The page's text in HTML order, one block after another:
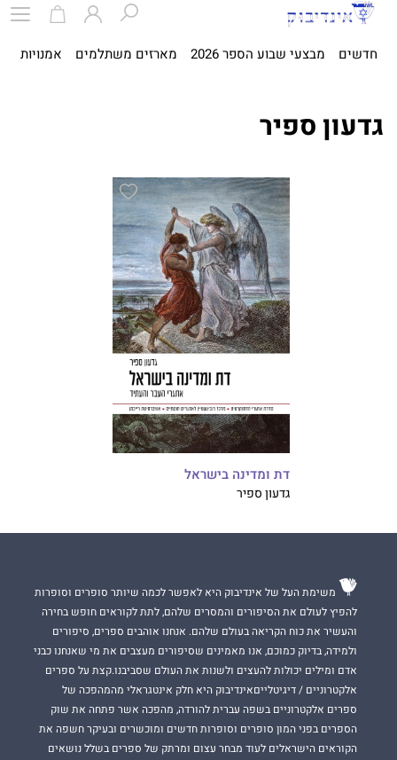
חדשים מבצעי שבוע הספר 2026 מארזים משתלמים אמנויות
גדעון ספיר
דת ומדינה בישראל
גדעון ספיר
משימת העל של אינדיבוק היא לאפשר לכמה שיותר סופרים וסופרות
להפיץ לעולם את הסיפורים והמסרים שלהם, לתת לקוראים חופש בחירה
והעשיר את כוח הקריאה בעולם שלהם. אנחנו אוהבים ספרים, סיפורים
ולמידה, בדיוק כמוכם, אנו מאמינים שסיפורים מעצבים את מי שאנחנו כבני
אדם ומילים יכולות להעצים ולשנות את העולם שסביבנו.קצת על ספרים
אלקטרוניים / דיגיטלייםאינדיבוק היא חלק אינטגראלי מהמהפכה של
ספרים אלקטרוניים בשפה עברית להורדה, מהפכה אשר פתחה את שוק
הספרים בפני המון סופרים וסופרות חדשים ומוכשרים ובעיקר חשפה את
הקוראים הישראלים לעוד מבחר עצום ומרתק של ספרים בשלל נושאים